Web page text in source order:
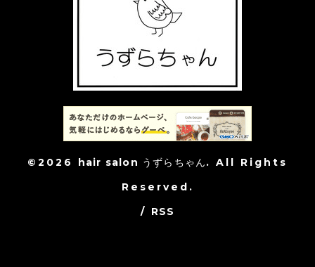
©2026 hair salon うずらちゃん. All Rights
Reserved.
/ RSS